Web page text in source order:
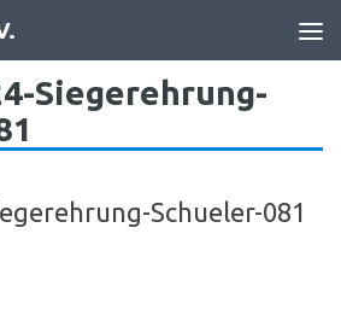
Siegerehrung-
Schueler-081